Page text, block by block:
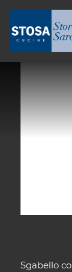
Sgabello